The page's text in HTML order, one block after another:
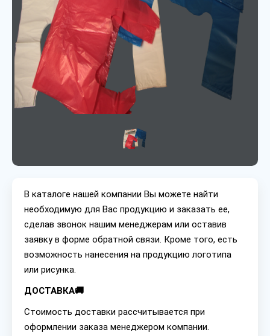
В каталоге нашей компании Вы можете найти
необходимую для Вас продукцию и заказать ее,
сделав звонок нашим менеджерам или оставив
заявку в форме обратной связи. Кроме того, есть
возможность нанесения на продукцию логотипа
или рисунка.
ДОСТАВКА🚚
Стоимость доставки рассчитывается при
оформлении заказа менеджером компании.